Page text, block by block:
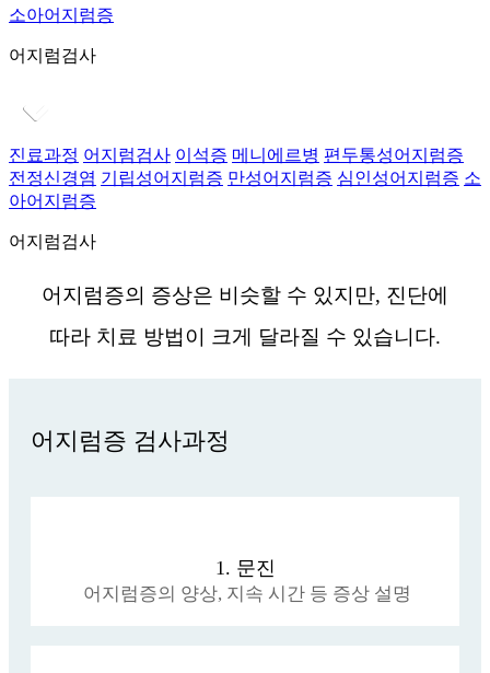
소아어지럼증
어지럼검사
진료과정 어지럼검사 이석증 메니에르병 편두통성어지럼증
전정신경염 기립성어지럼증 만성어지럼증 심인성어지럼증 소
아어지럼증
어지럼검사
어지럼증의 증상은 비슷할 수 있지만, 진단에
따라 치료 방법이 크게 달라질 수 있습니다.
어지럼증 검사과정
1. 문진
어지럼증의 양상, 지속 시간 등 증상 설명